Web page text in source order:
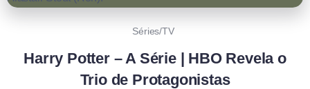
Séries/TV
Harry Potter – A Série | HBO Revela o
Trio de Protagonistas